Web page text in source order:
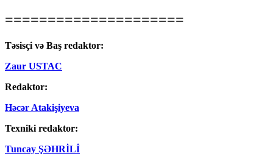
=====================
Təsisçi və Baş redaktor:
Zaur USTAC
Redaktor:
Həcər Atakişiyeva
Texniki redaktor:
Tuncay ŞƏHRİLİ